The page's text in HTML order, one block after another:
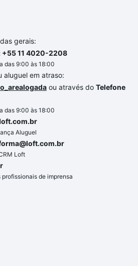
gerais:
+55 11 4020-2208
das 9:00 às 18:00
aluguel em atraso:
ou através do Telefone
das 9:00 às 18:00
Aluguel
Loft
de imprensa